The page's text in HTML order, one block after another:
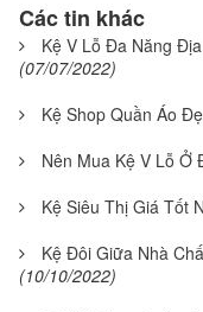
Các tin khác
Kệ V Lỗ Đa Năng
(07/07/2022)
Kệ Shop Quần Áo
Nên Mua Kệ V Lỗ Ở
Kệ Siêu Thị Giá Tốt
Kệ Đôi Giữa Nhà
(10/10/2022)